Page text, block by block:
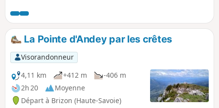
avec un dénivelé non négligeable. La
phase aller s'effectue par le Chemin de
l'Eponnet et le retour via les Granges.
Sur la partie supérieure du parcours de
nombreux points de vue s'offrent à vous.
La Pointe d'Andey par les crêtes
Visorandonneur
4,11 km
+412 m
-406 m
2h 20
Moyenne
Départ à Brizon (Haute-Savoie)